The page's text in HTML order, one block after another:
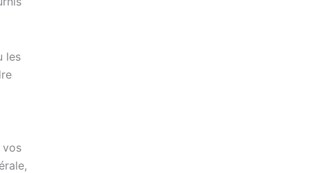
les
vos